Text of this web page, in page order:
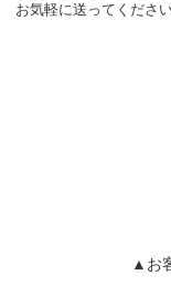
お気軽に送ってくださ
▲お